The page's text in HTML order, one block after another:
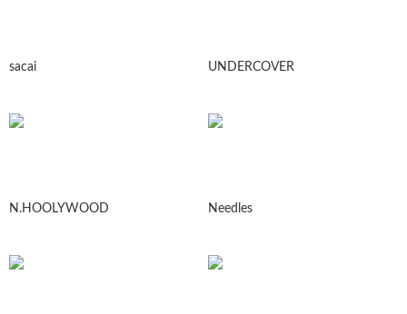
sacai UNDERCOVER
N.HOOLYWOOD Needles